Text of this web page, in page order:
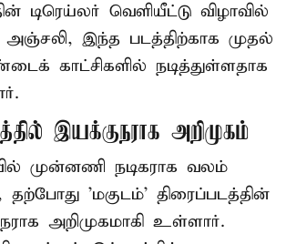
டிரெய்லர் வெளியீட்டு விழாவில்
அஞ்சலி, இந்த படத்திற்காக முதல்
காட்சிகளில் நடித்துள்ளதாக
இயக்குநராக அறிமுகம்
முன்னணி நடிகராக வலம்
'மகுடம்' திரைப்படத்தின்
அறிமுகமாகி உள்ளார்.